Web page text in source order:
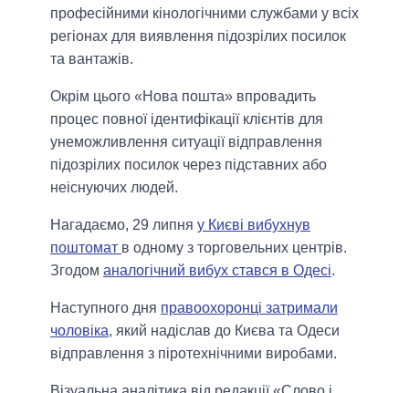
професійними кінологічними службами у всіх
регіонах для виявлення підозрілих посилок
та вантажів.
Окрім цього «Нова пошта» впровадить
процес повної ідентифікації клієнтів для
унеможливлення ситуації відправлення
підозрілих посилок через підставних або
неіснуючих людей.
Нагадаємо, 29 липня у Києві вибухнув
поштомат в одному з торговельних центрів.
Згодом аналогічний вибух стався в Одесі.
Наступного дня правоохоронці затримали
чоловіка, який надіслав до Києва та Одеси
відправлення з піротехнічними виробами.